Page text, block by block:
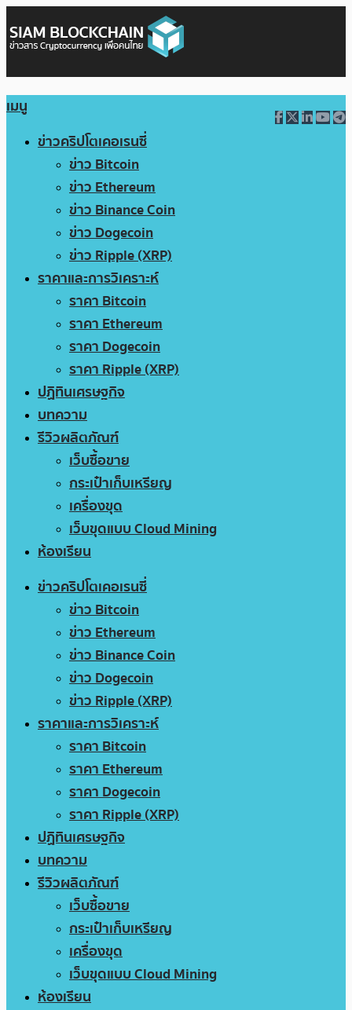
เมนู
ข่าวคริปโตเคอเรนซี่
ข่าว Bitcoin
ข่าว Ethereum
ข่าว Binance Coin
ข่าว Dogecoin
ข่าว Ripple (XRP)
ราคาและการวิเคราะห์
ราคา Bitcoin
ราคา Ethereum
ราคา Dogecoin
ราคา Ripple (XRP)
ปฏิทินเศรษฐกิจ
บทความ
รีวิวผลิตภัณฑ์
เว็บซื้อขาย
กระเป๋าเก็บเหรียญ
เครื่องขุด
เว็บขุดแบบ Cloud Mining
ห้องเรียน
ข่าวคริปโตเคอเรนซี่
ข่าว Bitcoin
ข่าว Ethereum
ข่าว Binance Coin
ข่าว Dogecoin
ข่าว Ripple (XRP)
ราคาและการวิเคราะห์
ราคา Bitcoin
ราคา Ethereum
ราคา Dogecoin
ราคา Ripple (XRP)
ปฏิทินเศรษฐกิจ
บทความ
รีวิวผลิตภัณฑ์
เว็บซื้อขาย
กระเป๋าเก็บเหรียญ
เครื่องขุด
เว็บขุดแบบ Cloud Mining
ห้องเรียน